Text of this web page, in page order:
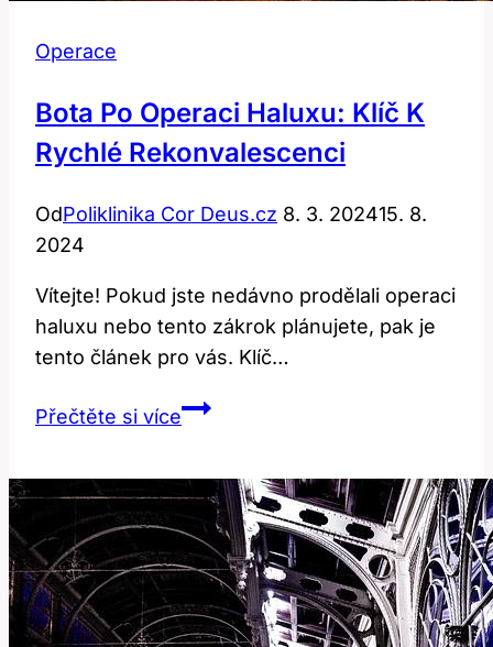
Operace
Bota Po Operaci Haluxu: Klíč K
Rychlé Rekonvalescenci
OdPoliklinika Cor Deus.cz 8. 3. 202415. 8.
2024
Vítejte! Pokud jste nedávno prodělali operaci
haluxu nebo tento zákrok plánujete, pak je
tento článek pro vás. Klíč…
Přečtěte si víceBota
haluxu:
Klíč
k
rychlé
rekonvalescenci